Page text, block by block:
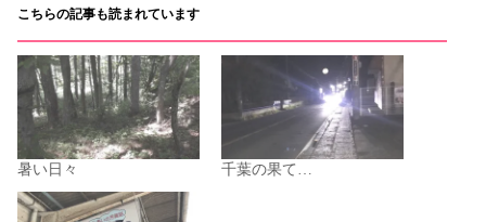
こちらの記事も読まれています
暑い日々 千葉の果て…